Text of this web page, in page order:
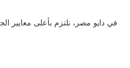
في دايو مصر، نلتزم بأعلى معايير